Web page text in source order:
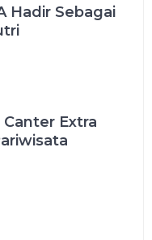
Hadir Sebagai
Extra